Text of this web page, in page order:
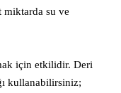
miktarda su ve
için etkilidir. Deri
kullanabilirsiniz;